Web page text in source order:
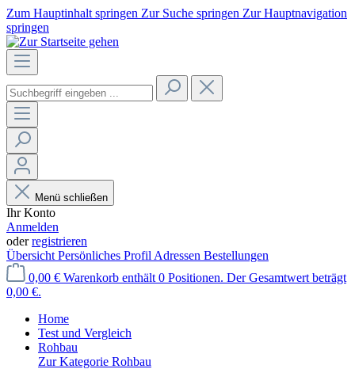
Zum Hauptinhalt springen Zur Suche springen Zur Hauptnavigation
springen
Menü schließen
Ihr Konto
Anmelden
oderregistrieren
Übersicht Persönliches Profil Adressen Bestellungen
0,00 € Warenkorb enthält 0 Positionen. Der Gesamtwert beträgt
0,00 €.
Home
Test und Vergleich
Rohbau
Zur Kategorie Rohbau